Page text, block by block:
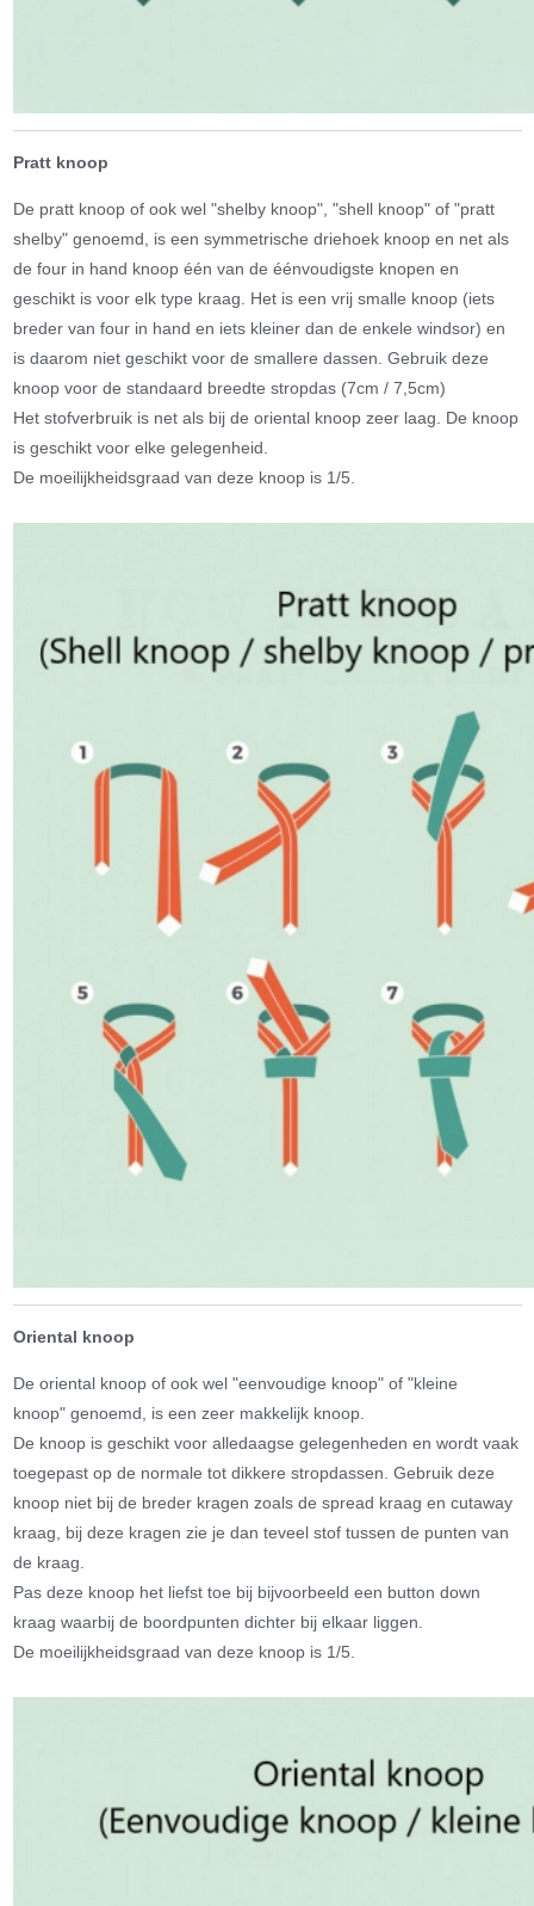
Pratt knoop
De pratt knoop of ook wel "shelby knoop", "shell knoop" of "pratt
shelby" genoemd, is een symmetrische driehoek knoop en net als
de four in hand knoop één van de éénvoudigste knopen en
geschikt is voor elk type kraag. Het is een vrij smalle knoop (iets
breder van four in hand en iets kleiner dan de enkele windsor) en
is daarom niet geschikt voor de smallere dassen. Gebruik deze
knoop voor de standaard breedte stropdas (7cm / 7,5cm)
Het stofverbruik is net als bij de oriental knoop zeer laag. De knoop
is geschikt voor elke gelegenheid.
De moeilijkheidsgraad van deze knoop is 1/5.
Oriental knoop
De oriental knoop of ook wel "eenvoudige knoop" of "kleine
knoop" genoemd, is een zeer makkelijk knoop.
De knoop is geschikt voor alledaagse gelegenheden en wordt vaak
toegepast op de normale tot dikkere stropdassen. Gebruik deze
knoop niet bij de breder kragen zoals de spread kraag en cutaway
kraag, bij deze kragen zie je dan teveel stof tussen de punten van
de kraag.
Pas deze knoop het liefst toe bij bijvoorbeeld een button down
kraag waarbij de boordpunten dichter bij elkaar liggen.
De moeilijkheidsgraad van deze knoop is 1/5.